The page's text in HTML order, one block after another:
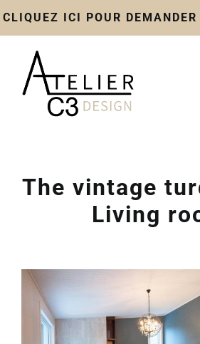
CLIQUEZ ICI POUR
Skip
to
The vintage
Living